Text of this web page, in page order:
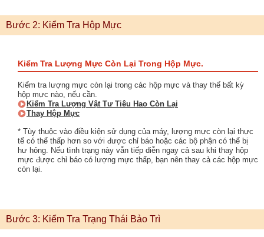
Bước 2: Kiểm Tra Hộp Mực
Kiểm Tra Lượng Mực Còn Lại Trong Hộp Mực.
Kiểm tra lượng mực còn lại trong các hộp mực và thay thế bất kỳ
hộp mực nào, nếu cần.
Kiểm Tra Lượng Vật Tư Tiêu Hao Còn Lại
Thay Hộp Mực
* Tùy thuộc vào điều kiện sử dụng của máy, lượng mực còn lại thực
tế có thể thấp hơn so với được chỉ báo hoặc các bộ phận có thể bị
hư hỏng. Nếu tình trạng này vẫn tiếp diễn ngay cả sau khi thay hộp
mực được chỉ báo có lượng mực thấp, bạn nên thay cả các hộp mực
còn lại.
Bước 3: Kiểm Tra Trạng Thái Bảo Trì